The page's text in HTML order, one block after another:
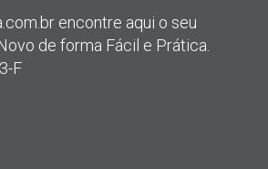
encontre aqui o seu
de forma Fácil e Prática.
F